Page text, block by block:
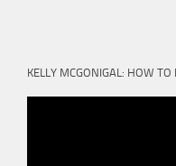
KELLY MCGONIGAL: HOW